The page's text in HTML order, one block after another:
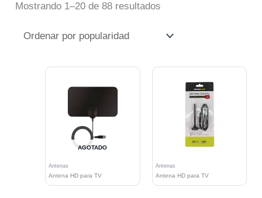
Mostrando 1–20 de 88 resultados
popularidad
AGOTADO
Antenas
Antena HD para TV
Antenas
Antena HD para TV